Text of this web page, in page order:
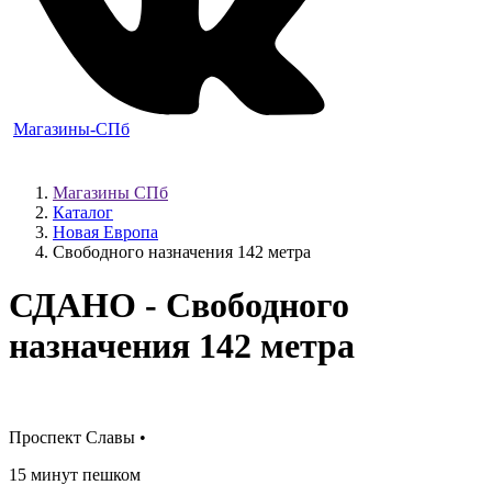
Магазины-СПб
Магазины СПб
Каталог
Новая Европа
Свободного назначения 142 метра
СДАНО - Свободного
назначения 142 метра
Проспект Славы •
15 минут пешком